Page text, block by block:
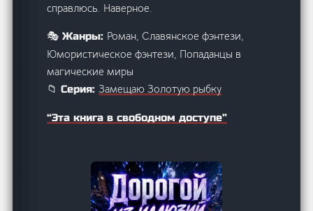
справлюсь. Наверное.
🎭 Жанры: Роман, Славянское фэнтези,
Юмористическое фэнтези, Попаданцы в
магические миры
📁 Серия:Замещаю Золотую рыбку
“Эта книга в свободном доступе”